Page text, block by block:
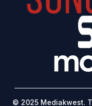
© 2025 Mediakwest.